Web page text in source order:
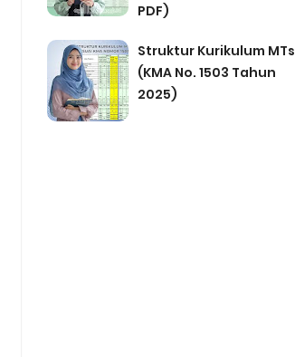
PDF)
Struktur Kurikulum MTs
(KMA No. 1503 Tahun
2025)